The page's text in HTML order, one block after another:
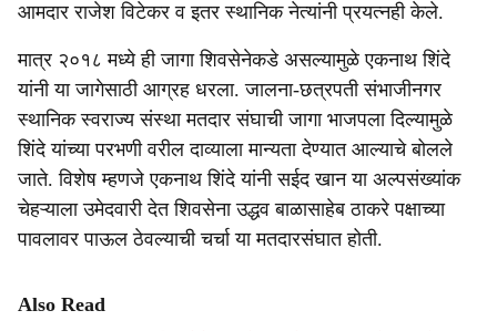
आमदार राजेश विटेकर व इतर स्थानिक नेत्यांनी प्रयत्नही केले.
मात्र २०१८ मध्ये ही जागा शिवसेनेकडे असल्यामुळे एकनाथ शिंदे
यांनी या जागेसाठी आग्रह धरला. जालना-छत्रपती संभाजीनगर
स्थानिक स्वराज्य संस्था मतदार संघाची जागा भाजपला दिल्यामुळे
शिंदे यांच्या परभणी वरील दाव्याला मान्यता देण्यात आल्याचे बोलले
जाते. विशेष म्हणजे एकनाथ शिंदे यांनी सईद खान या अल्पसंख्यांक
चेहऱ्याला उमेदवारी देत शिवसेना उद्धव बाळासाहेब ठाकरे पक्षाच्या
पावलावर पाऊल ठेवल्याची चर्चा या मतदारसंघात होती.
Also Read